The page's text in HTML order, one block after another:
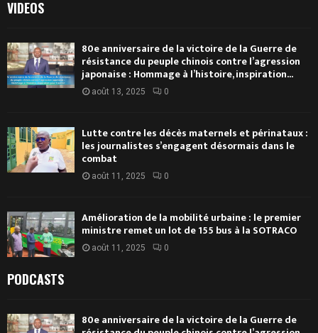
VIDEOS
80e anniversaire de la victoire de la Guerre de
résistance du peuple chinois contre l’agression
japonaise : Hommage à l’histoire, inspiration...
août 13, 2025 0
Lutte contre les décès maternels et périnataux :
les journalistes s’engagent désormais dans le
combat
août 11, 2025 0
Amélioration de la mobilité urbaine : le premier
ministre remet un lot de 155 bus à la SOTRACO
août 11, 2025 0
PODCASTS
80e anniversaire de la victoire de la Guerre de